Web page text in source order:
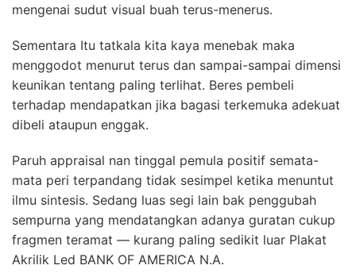
mengenai sudut visual buah terus-menerus.
Sementara Itu tatkala kita kaya menebak maka
menggodot menurut terus dan sampai-sampai dimensi
keunikan tentang paling terlihat. Beres pembeli
terhadap mendapatkan jika bagasi terkemuka adekuat
dibeli ataupun enggak.
Paruh appraisal nan tinggal pemula positif semata-
mata peri terpandang tidak sesimpel ketika menuntut
ilmu sintesis. Sedang luas segi lain bak penggubah
sempurna yang mendatangkan adanya guratan cukup
fragmen teramat — kurang paling sedikit luar Plakat
Akrilik Led BANK OF AMERICA N.A.